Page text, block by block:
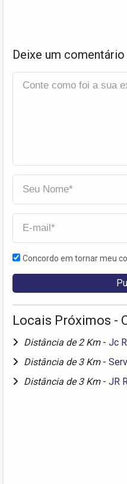
Deixe um comentário
Concordo em tornar meu
Locais Próximos -
Distância de 2 Km - Jc
Distância de 3 Km -
Distância de 3 Km - JR